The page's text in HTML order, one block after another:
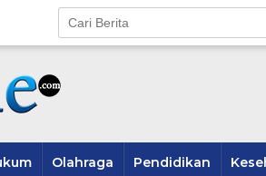
Olahraga Pendidikan